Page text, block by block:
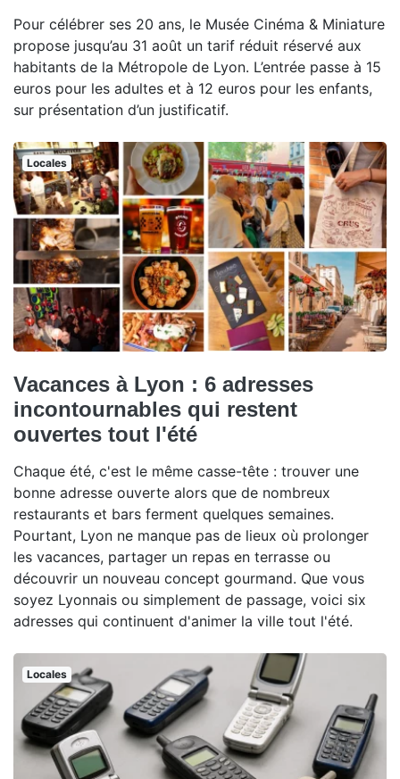
Pour célébrer ses 20 ans, le Musée Cinéma & Miniature
propose jusqu’au 31 août un tarif réduit réservé aux
habitants de la Métropole de Lyon. L’entrée passe à 15
euros pour les adultes et à 12 euros pour les enfants,
sur présentation d’un justificatif.
Locales
Vacances à Lyon : 6 adresses
incontournables qui restent
ouvertes tout l'été
Chaque été, c'est le même casse-tête : trouver une
bonne adresse ouverte alors que de nombreux
restaurants et bars ferment quelques semaines.
Pourtant, Lyon ne manque pas de lieux où prolonger
les vacances, partager un repas en terrasse ou
découvrir un nouveau concept gourmand. Que vous
soyez Lyonnais ou simplement de passage, voici six
adresses qui continuent d'animer la ville tout l'été.
Locales